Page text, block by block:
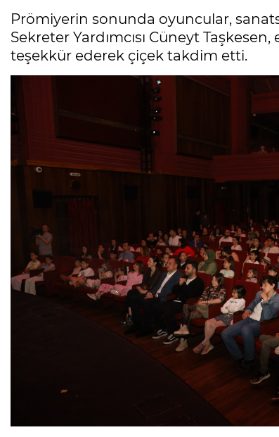
Prömiyerin sonunda oyuncular,
Sekreter Yardımcısı Cüneyt
teşekkür ederek çiçek takdim etti.